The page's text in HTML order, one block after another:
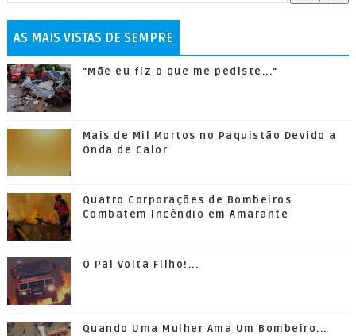
AS MAIS VISTAS DE SEMPRE
"Mãe eu fiz o que me pediste..."
Mais de Mil Mortos no Paquistão Devido a
Onda de Calor
Quatro Corporações de Bombeiros
Combatem Incêndio em Amarante
O Pai Volta Filho!...
Quando Uma Mulher Ama Um Bombeiro...